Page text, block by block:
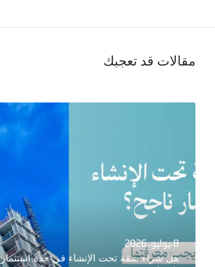
مقالات قد تعجبك
8 يوليو، 2026
هل شراء شقة تحت الإنشاء في جدة استثمار